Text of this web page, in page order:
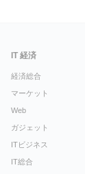
IT 経済
経済総合
マーケット
Web
ガジェット
ITビジネス
IT総合